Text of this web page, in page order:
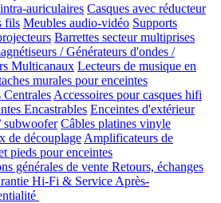
auriculaires Casques avec réducteur
fils Meubles audio-vidéo Supports
Barrettes secteur multiprises
/ Générateurs d'ondes /
Multicanaux Lecteurs de musique en
murales pour enceintes
Centrales Accessoires pour casques hifi
Encastrables Enceintes d'extérieur
subwoofer Câbles platines vinyle
de découplage Amplificateurs de
pieds pour enceintes
générales de vente Retours, échanges
Hi-Fi & Service Après-